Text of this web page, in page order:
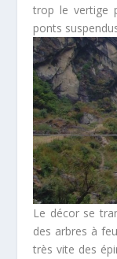
trop le vertige
ponts
Le décor se
des arbres à
très vite des